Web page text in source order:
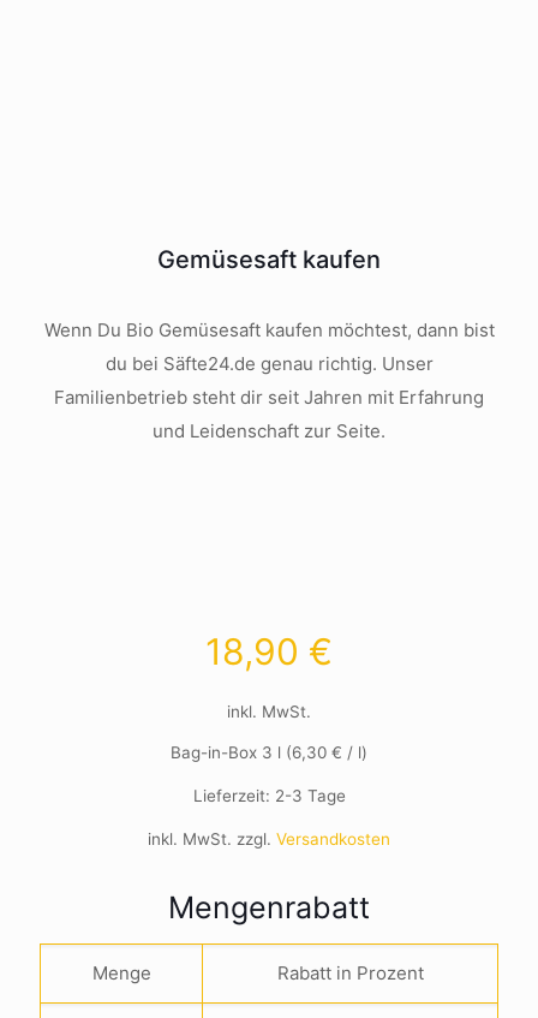
Gemüsesaft kaufen
Wenn Du Bio Gemüsesaft kaufen möchtest, dann bist
du bei Säfte24.de genau richtig. Unser
Familienbetrieb steht dir seit Jahren mit Erfahrung
und Leidenschaft zur Seite.
18,90 €
inkl. MwSt.
Bag-in-Box 3 l (6,30 € / l)
Lieferzeit: 2-3 Tage
inkl. MwSt. zzgl. Versandkosten
Mengenrabatt
Menge Rabatt in Prozent